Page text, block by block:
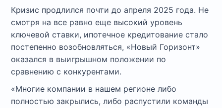
Кризис продлился почти до апреля 2025 года. Не
смотря на все равно еще высокий уровень
ключевой ставки, ипотечное кредитование стало
постепенно возобновляться, «Новый Горизонт»
оказался в выигрышном положении по
сравнению с конкурентами.
«Многие компании в нашем регионе либо
полностью закрылись, либо распустили команды